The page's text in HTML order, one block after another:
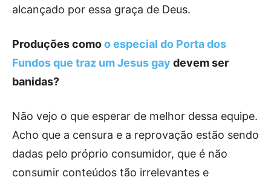
alcançado por essa graça de Deus.
Produções comoo especial do Porta dos
Fundos que traz um Jesus gay devem ser
banidas?
Não vejo o que esperar de melhor dessa equipe.
Acho que a censura e a reprovação estão sendo
dadas pelo próprio consumidor, que é não
consumir conteúdos tão irrelevantes e